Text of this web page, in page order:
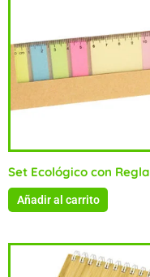
Set Ecológico con Regla
Añadir al carrito